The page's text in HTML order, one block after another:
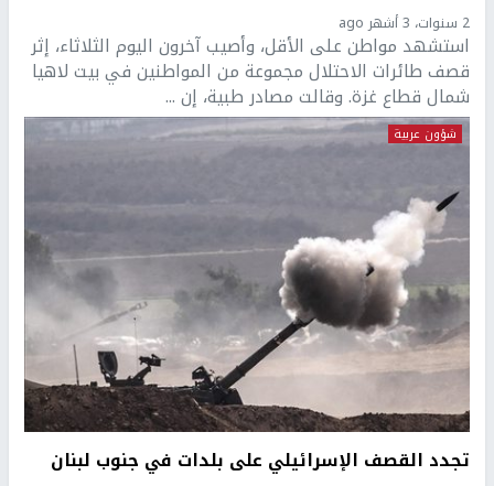
2 سنوات، 3 أشهر ago
استشهد مواطن على الأقل، وأصيب آخرون اليوم الثلاثاء، إثر
قصف طائرات الاحتلال مجموعة من المواطنين في بيت لاهيا
شمال قطاع غزة. وقالت مصادر طبية، إن ...
شؤون عربية
تجدد القصف الإسرائيلي على بلدات في جنوب لبنان